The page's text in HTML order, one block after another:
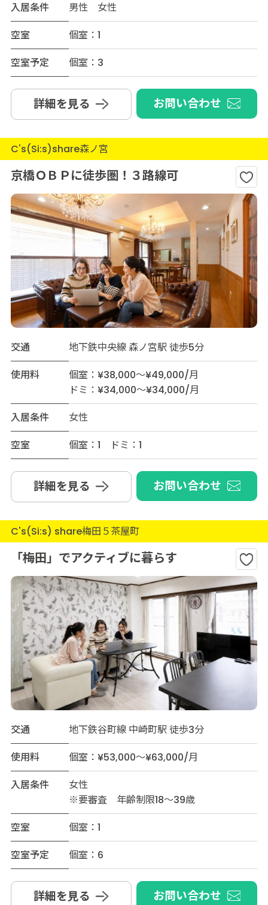
入居条件
男性 女性
空室
個室：1
空室予定
個室：3
詳細を見る お問い合わせ
C's(Si:s)share森ノ宮
京橋ＯＢＰに徒歩圏！３路線可
交通
地下鉄中央線 森ノ宮駅 徒歩5分
使用料
個室：¥38,000～¥49,000/月
ドミ：¥34,000～¥34,000/月
入居条件
女性
空室
個室：1 ドミ：1
詳細を見る お問い合わせ
C's(Si:s) share梅田５茶屋町
「梅田」でアクティブに暮らす
交通
地下鉄谷町線 中崎町駅 徒歩3分
使用料
個室：¥53,000～¥63,000/月
入居条件
女性
※要審査 年齢制限18～39歳
空室
個室：1
空室予定
個室：6
詳細を見る お問い合わせ